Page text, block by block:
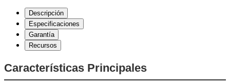
Descripción
Especificaciones
Garantía
Recursos
Características Principales